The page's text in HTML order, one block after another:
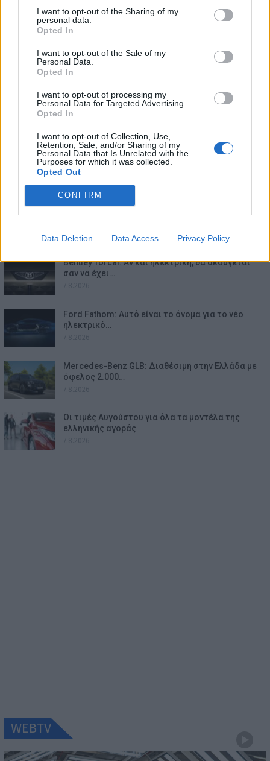
I want to opt-out of the Sharing of my
personal data.
Opted In
I want to opt-out of the Sale of my
Personal Data.
Opted In
I want to opt-out of processing my
Personal Data for Targeted Advertising.
Opted In
I want to opt-out of Collection, Use,
Retention, Sale, and/or Sharing of my
Personal Data that Is Unrelated with the
Purposes for which it was collected.
Opted Out
CONFIRM
Data Deletion Data Access Privacy Policy
ΕΠΙΚΑΙΡΟΤΗΤΑ
7.8.2026
Bentley Torcal: Αν και ηλεκτρική, θα ακούγεται
σαν να έχει…
Ford Fathom: Αυτό είναι το όνομα για το νέο
ηλεκτρικό…
Mercedes-Benz GLB: Διαθέσιμη στην Ελλάδα με
όφελος 2.000…
Οι τιμές Αυγούστου για όλα τα μοντέλα της
ελληνικής αγοράς
WEBTV